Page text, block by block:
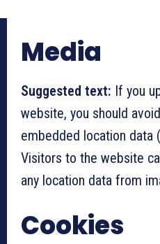
Media
Suggested text: If you
website, you should
embedded location data
Visitors to the website
any location data from
Cookies